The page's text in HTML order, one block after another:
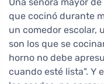
que cocinó durante
un comedor escolar,
son los que se
horno no debe
cuando esté lista". Y